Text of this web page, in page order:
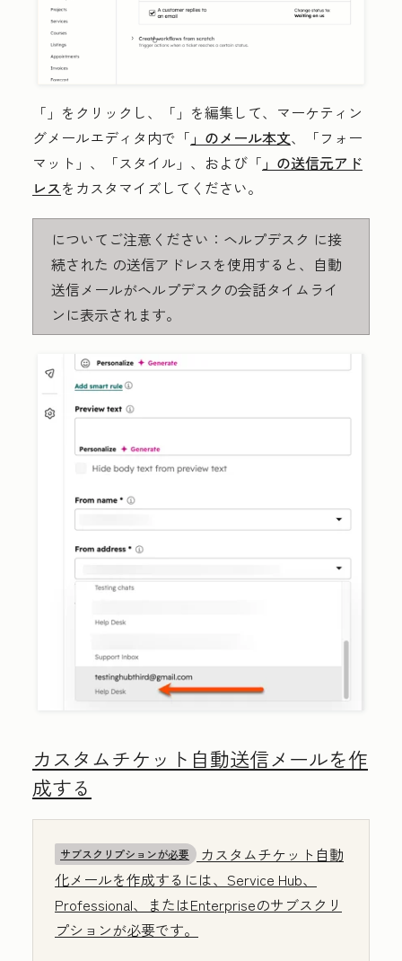
「 」をクリックし、「 」を編集して、マーケティン
グメールエディタ内で「 」のメール本文、「フォー
マット」、「スタイル」、および「 」の送信元アド
レスをカスタマイズしてください。
についてご注意ください：ヘルプデスク に接
続された の送信アドレスを使用すると、自動
送信メールがヘルプデスクの会話タイムライ
ンに表示されます。
カスタムチケット自動送信メールを作
成する
サブスクリプションが必要
カスタムチケット自動
化メールを作成するには、 Service Hub、
Professional、またはEnterpriseのサブスクリ
プションが必要です。